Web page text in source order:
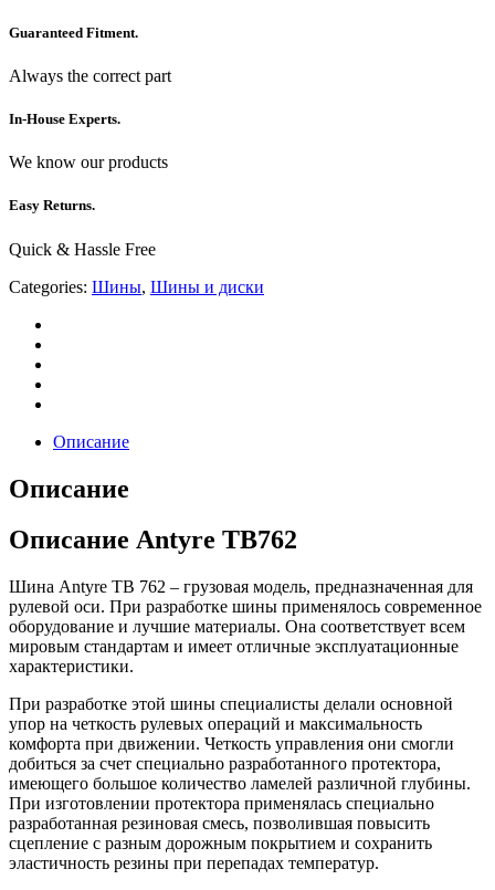
Guaranteed Fitment.
Always the correct part
In-House Experts.
We know our products
Easy Returns.
Quick & Hassle Free
Categories: Шины, Шины и диски
Описание
Описание
Описание Antyre TB762
Шина Antyre TB 762 – грузовая модель, предназначенная для
рулевой оси. При разработке шины применялось современное
оборудование и лучшие материалы. Она соответствует всем
мировым стандартам и имеет отличные эксплуатационные
характеристики.
При разработке этой шины специалисты делали основной
упор на четкость рулевых операций и максимальность
комфорта при движении. Четкость управления они смогли
добиться за счет специально разработанного протектора,
имеющего большое количество ламелей различной глубины.
При изготовлении протектора применялась специально
разработанная резиновая смесь, позволившая повысить
сцепление с разным дорожным покрытием и сохранить
эластичность резины при перепадах температур.